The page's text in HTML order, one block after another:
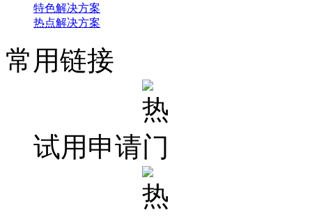
特色解决方案
热点解决方案
常用链接
试用申请